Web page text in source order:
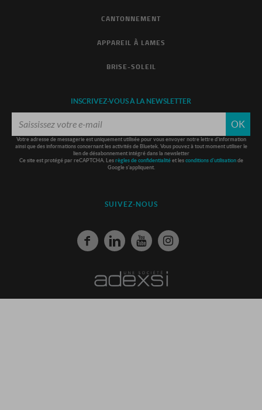
CANTONNEMENT
APPAREIL À LAMES
BRISE-SOLEIL
INSCRIVEZ-VOUS À LA NEWSLETTER
OK
Votre adresse de messagerie est uniquement utilisée pour vous envoyer notre lettre d'information
ainsi que des informations concernant les activités de Bluetek. Vous pouvez à tout moment utiliser le
lien de désabonnement intégré dans la newsletter
Ce site est protégé par reCAPTCHA. Les règles de confidentialitéet les conditions d'utilisationde
Google s'appliquent.
SUIVEZ-NOUS